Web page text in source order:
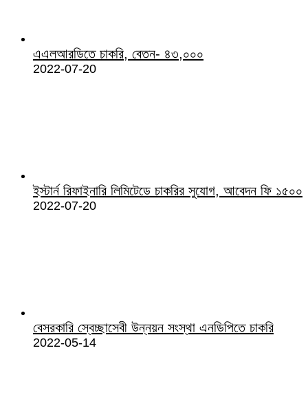
এএলআরডিতে চাকরি, বেতন- ৪৩,০০০
2022-07-20
ইস্টার্ন রিফাইনারি লিমিটেডে চাকরির সুযোগ, আবেদন ফি ১৫০০
2022-07-20
বেসরকারি স্বেচ্ছাসেবী উন্নয়ন সংস্থা এনডিপিতে চাকরি
2022-05-14